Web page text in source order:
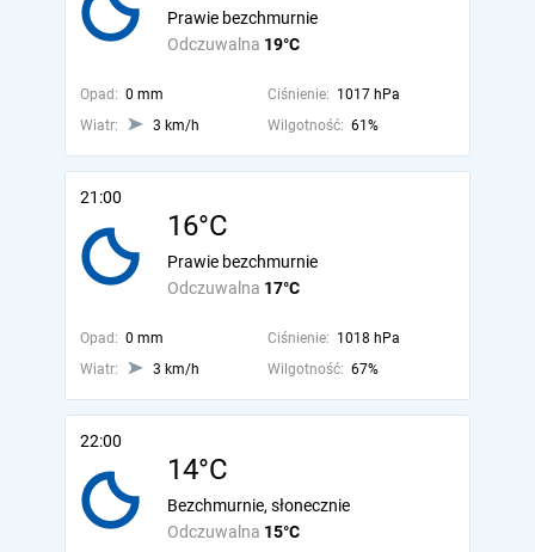
Odczuwalna 19°C
Prawie bezchmurnie
Opad: 0 mm Ciśnienie: 1017 hPa
Wiatr:
3 km/h Wilgotność: 61%
21:00
16°C
Odczuwalna 17°C
Prawie bezchmurnie
Opad: 0 mm Ciśnienie: 1018 hPa
Wiatr:
3 km/h Wilgotność: 67%
22:00
14°C
Odczuwalna 15°C
Bezchmurnie, słonecznie